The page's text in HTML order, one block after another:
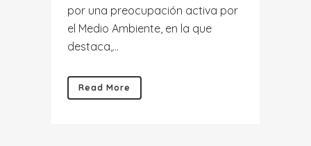
por una preocupación activa por
el Medio Ambiente, en la que
destaca,...
Read More